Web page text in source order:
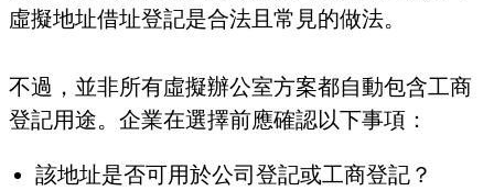
虛擬地址借址登記是合法且常見的做法。
不過，並非所有虛擬辦公室方案都自動包含工商
登記用途。企業在選擇前應確認以下事項：
該地址是否可用於公司登記或工商登記？